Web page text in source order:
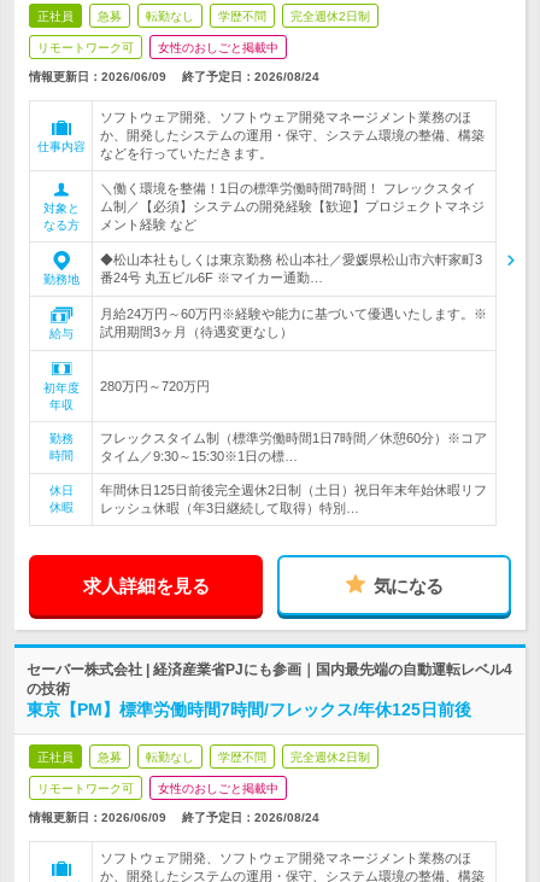
正社員 急募 転勤なし 学歴不問 完全週休2日制
リモートワーク可 女性のおしごと掲載中
情報更新日：2026/06/09 終了予定日： 2026/08/24
仕事内容
ソフトウェア開発、ソフトウェア開発マネージメント業務のほ
か、開発したシステムの運用・保守、システム環境の整備、構築
などを行っていただきます。
対象と
なる方
＼働く環境を整備！1日の標準労働時間7時間！ フレックスタイ
ム制／【必須】システムの開発経験【歓迎】プロジェクトマネジ
メント経験 など
勤務地
◆松山本社もしくは東京勤務 松山本社／愛媛県松山市六軒家町3
番24号 丸五ビル6F ※マイカー通勤…
給与
月給24万円～60万円※経験や能力に基づいて優遇いたします。※
試用期間3ヶ月（待遇変更なし）
初年度
年収
280万円～720万円
勤務
時間
フレックスタイム制（標準労働時間1日7時間／休憩60分）※コア
タイム／9:30～15:30※1日の標…
休日
休暇
年間休日125日前後完全週休2日制（土日）祝日年末年始休暇リフ
レッシュ休暇（年3日継続して取得）特別…
求人詳細を見る 気になる
セーバー株式会社 | 経済産業省PJにも参画｜国内最先端の自動運転レベル4
の技術
東京【PM】標準労働時間7時間/フレックス/年休125日前後
正社員 急募 転勤なし 学歴不問 完全週休2日制
リモートワーク可 女性のおしごと掲載中
情報更新日：2026/06/09 終了予定日： 2026/08/24
ソフトウェア開発、ソフトウェア開発マネージメント業務のほ
か、開発したシステムの運用・保守、システム環境の整備、構築